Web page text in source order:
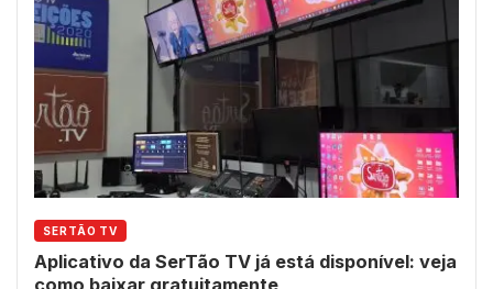
SERTÃO TV
Aplicativo da SerTão TV já está disponível: veja
como baixar gratuitamente